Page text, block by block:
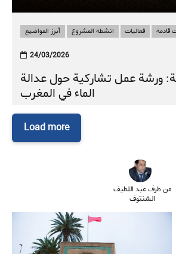
أبرز المواضيع انشطة المشروع فعاليات قادمة
24/03/2026
ورشة عمل تشاركية حول عدالة
الماء في المغرب
Load more
من طرف عبد اللطيف
الشنتوف